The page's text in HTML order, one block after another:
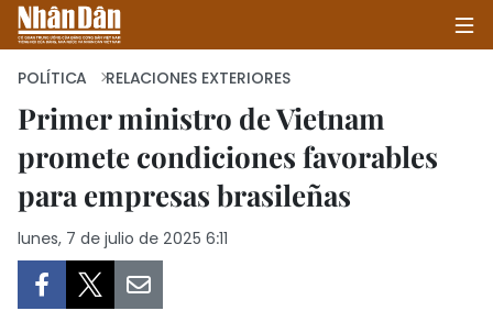
INICIO
POLÍTICA
POLÍTICA RELACIONES EXTERIORES
Primer ministro de Vietnam
promete condiciones favorables
para empresas brasileñas
lunes, 7 de julio de 2025 6:11